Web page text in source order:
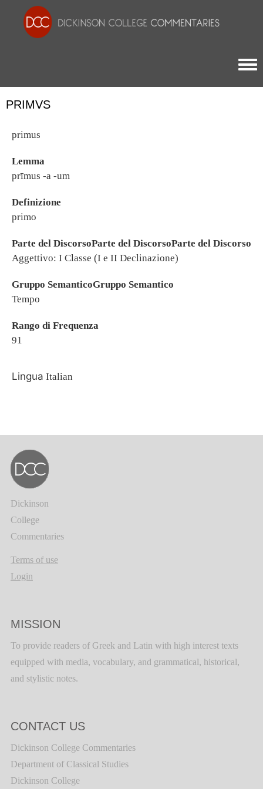
PRIMVS
primus
Lemma
prīmus -a -um
Definizione
primo
Parte del DiscorsoParte del DiscorsoParte del Discorso
Aggettivo: I Classe (I e II Declinazione)
Gruppo SemanticoGruppo Semantico
Tempo
Rango di Frequenza
91
Lingua Italian
Dickinson
College
Commentaries
Terms of use
Login
MISSION
To provide readers of Greek and Latin with high interest texts
equipped with media, vocabulary, and grammatical, historical,
and stylistic notes.
CONTACT US
Dickinson College Commentaries
Department of Classical Studies
Dickinson College